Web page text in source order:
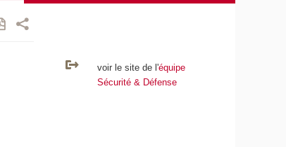
voir le site de l'équipe
Sécurité & Défense